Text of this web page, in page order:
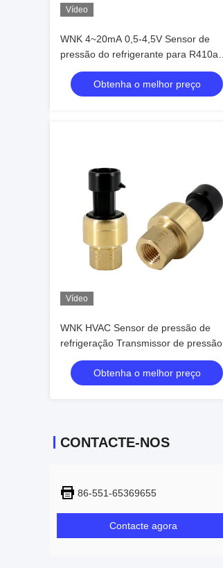
Vídeo
WNK 4~20mA 0,5-4,5V Sensor de
pressão do refrigerante para R410a
R22 R134a R404a
Obtenha o melhor preço
Vídeo
WNK HVAC Sensor de pressão de
refrigeração Transmissor de pressão
0,5-4,5v
Obtenha o melhor preço
CONTACTE-NOS
86-551-65369655
Contacte agora